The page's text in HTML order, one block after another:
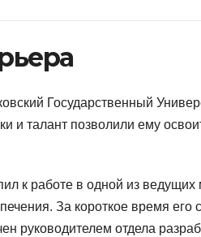
Государственный
и талант позволили ему
к работе в одной из
За короткое время его
руководителем отдела